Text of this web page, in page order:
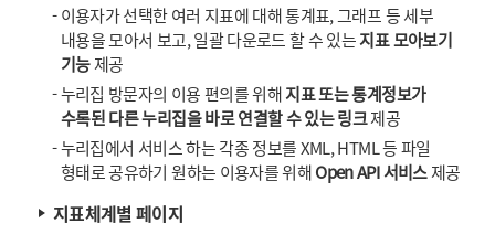
-이용자가 선택한 여러 지표에 대해 통계표, 그래프 등 세부
내용을 모아서 보고, 일괄 다운로드 할 수 있는지표 모아보기
기능제공
-누리집 방문자의 이용 편의를 위해지표 또는 통계정보가
수록된 다른 누리집을 바로 연결할 수 있는 링크제공
-누리집에서 서비스 하는 각종 정보를 XML, HTML 등 파일
형태로 공유하기 원하는 이용자를 위해Open API 서비스제공
지표체계별 페이지